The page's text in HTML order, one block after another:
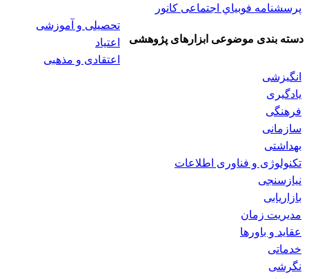
پرسشنامه فوبياي اجتماعی کانور
دسته بندی موضوعی ابزارهای پژوهشی
تحصیلی و آموزشی
اعتیاد
اعتقادی و مذهبی
انگیزشی
یادگیری
فرهنگی
سازمانی
بهداشتی
تکنولوژی و فناوری اطلاعات
نیازسنجی
بازاریابی
مدیریت زمان
عقاید و باورها
خدماتی
نگرشی